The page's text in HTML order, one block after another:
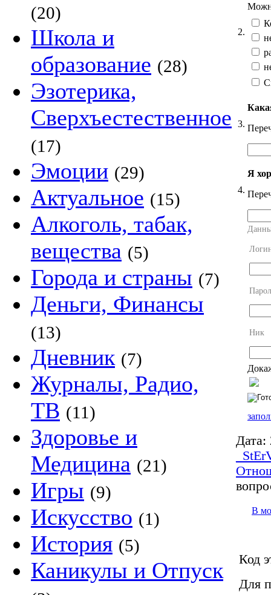
(20)
Школа и
образование (28)
Эзотерика,
Сверхъестественное
(17)
Эмоции (29)
Актуальное (15)
Алкоголь, табак,
вещества (5)
Города и страны (7)
Деньги, Финансы
(13)
Дневник (7)
Журналы, Радио,
ТВ (11)
Здоровье и
Медицина (21)
Игры (9)
Искусство (1)
История (5)
Каникулы и Отпуск
2.
3.
4.
Я
Ник
Дата:
В
Код
Для